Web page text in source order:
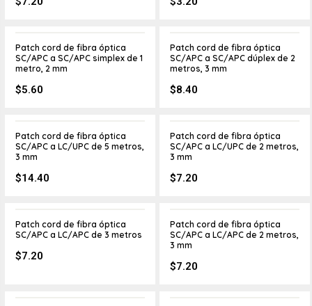
Patch cord de fibra óptica
SC/APC a SC/APC simplex de 1
metro, 2 mm
$5.60
Patch cord de fibra óptica
SC/APC a SC/APC dúplex de 2
metros, 3 mm
$8.40
Patch cord de fibra óptica
SC/APC a LC/UPC de 5 metros,
3 mm
$14.40
Patch cord de fibra óptica
SC/APC a LC/UPC de 2 metros,
3 mm
$7.20
Patch cord de fibra óptica
SC/APC a LC/APC de 3 metros
$7.20
Patch cord de fibra óptica
SC/APC a LC/APC de 2 metros,
3 mm
$7.20